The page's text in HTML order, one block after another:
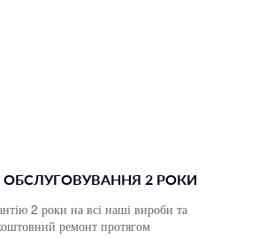
ОБСЛУГОВУВАННЯ 2 РОКИ
2 роки на всі наші вироби та
ремонт протягом